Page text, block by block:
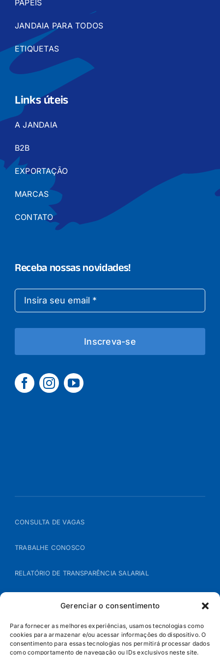
Gerenciar o consentimento
Para fornecer as melhores experiências, usamos tecnologias como
cookies para armazenar e/ou acessar informações do dispositivo. O
consentimento para essas tecnologias nos permitirá processar dados
como comportamento de navegação ou IDs exclusivos neste site.
PAPÉIS
JANDAIA PARA TODOS
ETIQUETAS
Links úteis
A JANDAIA
B2B
EXPORTAÇÃO
MARCAS
CONTATO
Receba nossas novidades!
Inscreva-se
CONSULTA DE VAGAS
TRABALHE CONOSCO
RELATÓRIO DE TRANSPARÊNCIA SALARIAL
POLÍTICA DE COOKIES
POLÍTICA DE PRIVACIDADE